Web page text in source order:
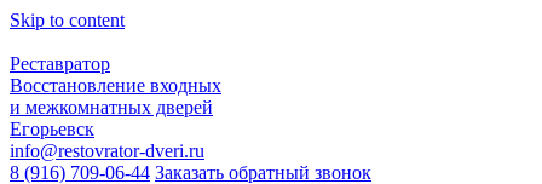
Skip to content
Реставратор
Восстановление входных
и межкомнатных дверей
Егорьевск
info@restovrator-dveri.ru
8 (916) 709-06-44 Заказать обратный звонок